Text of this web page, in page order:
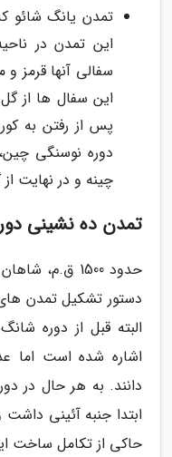
تمدن یانگ شائو
این تمدن در
سفالی آنها
این سفال ها از
پس از رفتن به
دوره نوسنگی
چینه و در نهایت
تمدن ده نشینی
حدود 1500
دستور تشکیل تمدن
البته قبل از دوره
اشاره شده است اما
دانند. به هر حال در
ابتدا جنبه آئینی
حاکی از تکامل ساخت